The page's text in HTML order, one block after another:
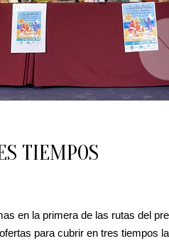
TIEMPOS
en la primera de las rutas del
para cubrir en tres tiempos